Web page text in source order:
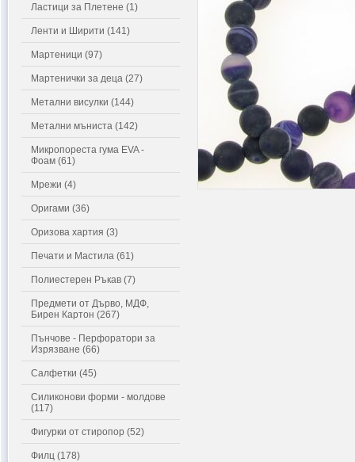
Ластици за Плетене (1)
Ленти и Ширити (141)
Мартеници (97)
Мартенички за деца (27)
Метални висулки (144)
Метални мъниста (142)
Микропореста гума EVA -
Фоам (61)
Мрежи (4)
Оригами (36)
Оризова хартия (3)
Печати и Мастила (61)
Полиестерен Ръкав (7)
Предмети от Дърво, МДФ,
Бирен Картон (267)
Пънчове - Перфоратори за
Изрязване (66)
Салфетки (45)
Силиконови форми - молдове
(117)
Фигурки от стиропор (52)
Филц (178)